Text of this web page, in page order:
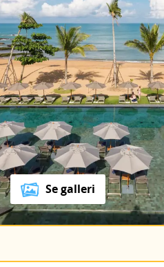
Se galleri